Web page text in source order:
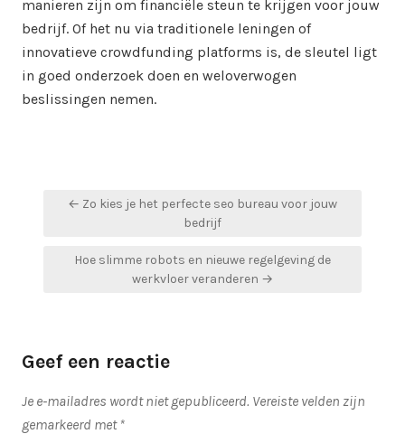
manieren zijn om financiële steun te krijgen voor jouw
bedrijf. Of het nu via traditionele leningen of
innovatieve crowdfunding platforms is, de sleutel ligt
in goed onderzoek doen en weloverwogen
beslissingen nemen.
Bericht
← Zo kies je het perfecte seo bureau voor jouw
bedrijf
Hoe slimme robots en nieuwe regelgeving de
werkvloer veranderen →
Geef een reactie
Je e-mailadres wordt niet gepubliceerd. Vereiste velden zijn
gemarkeerd met *